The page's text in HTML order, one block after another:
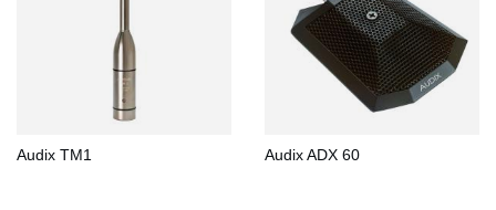
Audix TM1 Audix ADX 60